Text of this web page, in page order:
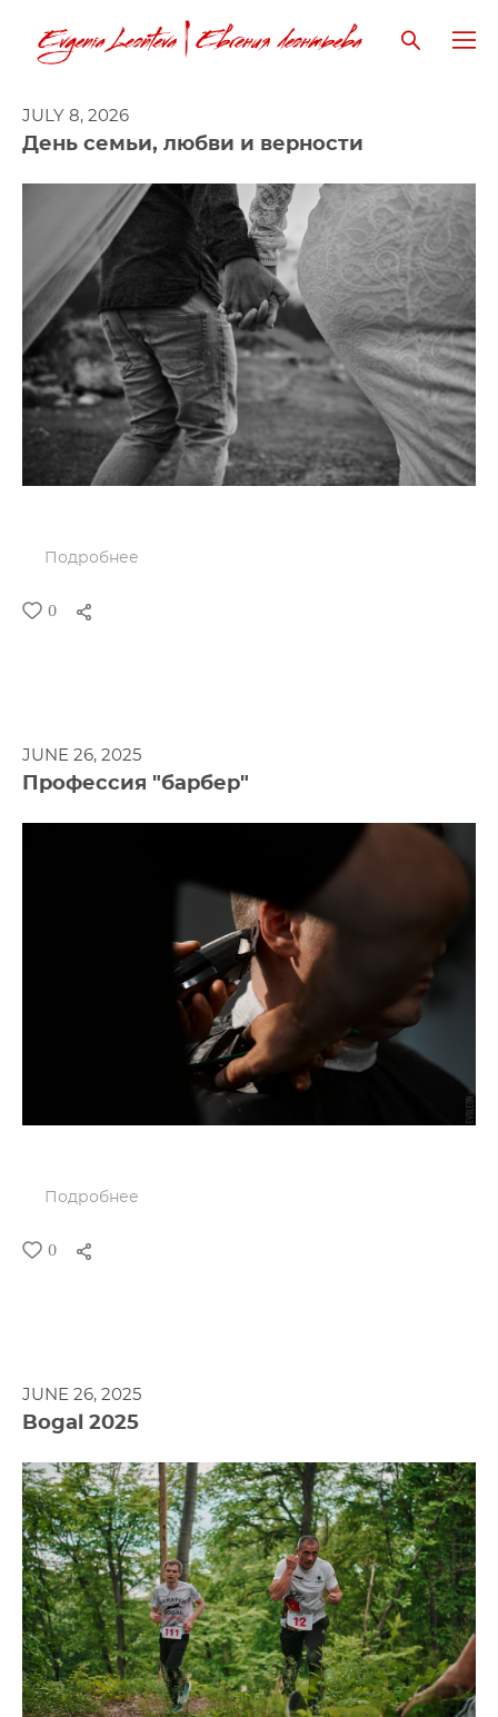
JULY 8, 2026
День семьи, любви и верности
Подробнее
0
JUNE 26, 2025
Профессия "барбер"
Подробнее
0
JUNE 26, 2025
Bogal 2025